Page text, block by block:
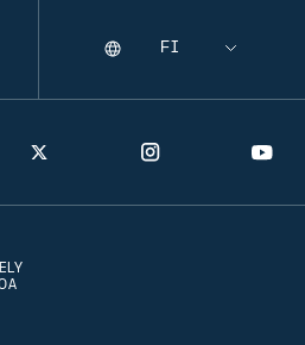
Twitter Instagram
Selecting
Kieli